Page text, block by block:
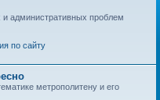
и административных проблем
по сайту
метрополитену и его